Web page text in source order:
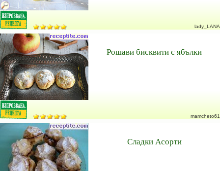
lady_LANA
Рошави бисквити с ябълки
mamcheto61
Сладки Асорти